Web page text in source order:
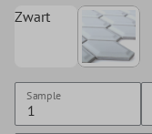
Zwart
Sample